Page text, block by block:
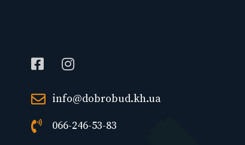
info@dobrobud.kh.ua
066-246-53-83